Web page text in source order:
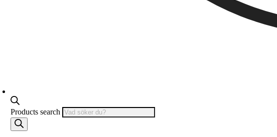
Products search